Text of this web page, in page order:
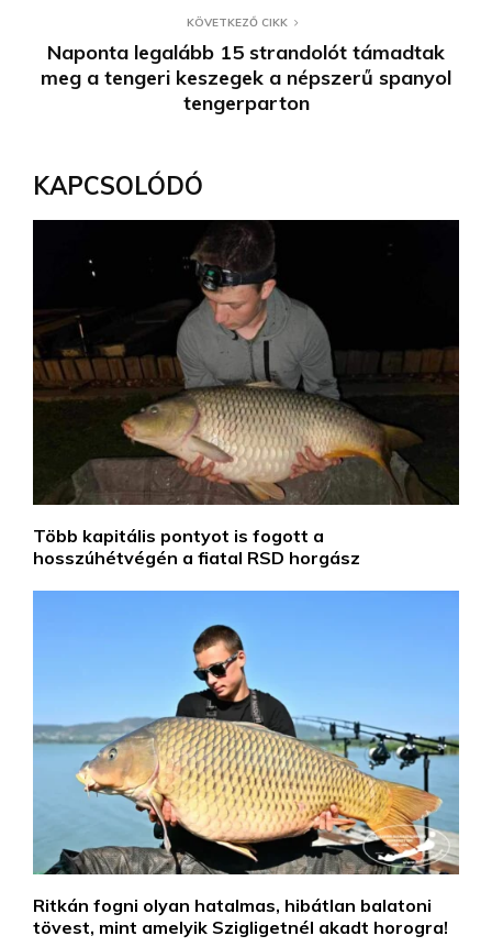
KÖVETKEZŐ CIKK
Naponta legalább 15 strandolót támadtak
meg a tengeri keszegek a népszerű spanyol
tengerparton
KAPCSOLÓDÓ
Több kapitális pontyot is fogott a
hosszúhétvégén a fiatal RSD horgász
Ritkán fogni olyan hatalmas, hibátlan balatoni
tövest, mint amelyik Szigligetnél akadt horogra!